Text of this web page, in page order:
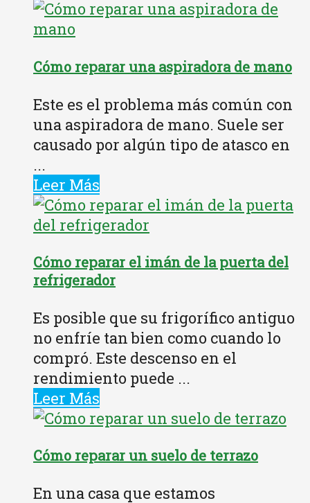
Cómo reparar una aspiradora de mano
Este es el problema más común con
una aspiradora de mano. Suele ser
causado por algún tipo de atasco en
...
Leer Más
Cómo reparar el imán de la puerta del
refrigerador
Es posible que su frigorífico antiguo
no enfríe tan bien como cuando lo
compró. Este descenso en el
rendimiento puede ...
Leer Más
Cómo reparar un suelo de terrazo
En una casa que estamos